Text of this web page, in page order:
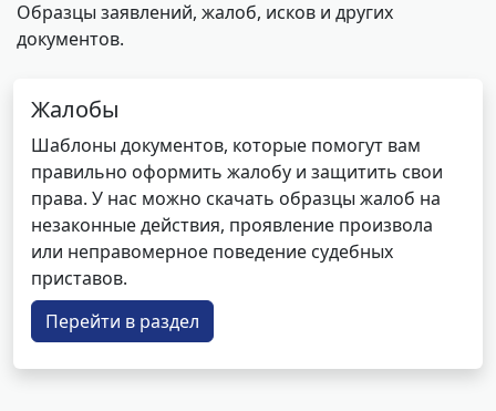
Образцы заявлений, жалоб, исков и других
документов.
Жалобы
Шаблоны документов, которые помогут вам
правильно оформить жалобу и защитить свои
права. У нас можно скачать образцы жалоб на
незаконные действия, проявление произвола
или неправомерное поведение судебных
приставов.
Перейти в раздел